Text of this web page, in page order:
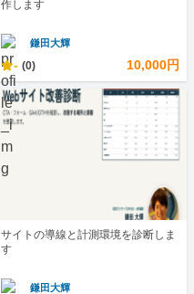
作します
鎌田大輝
- (0) 10,000円
サイトの導線と計測環境を診断しま
す
鎌田大輝